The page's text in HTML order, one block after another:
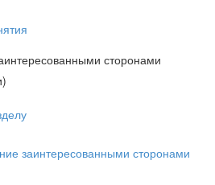
сторонами
заинтересованными сторонами